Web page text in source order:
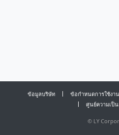
ข้อมูลบริษัท ข้อกำหนดการใช้งาน
ศูนย์ความเป็
© LY